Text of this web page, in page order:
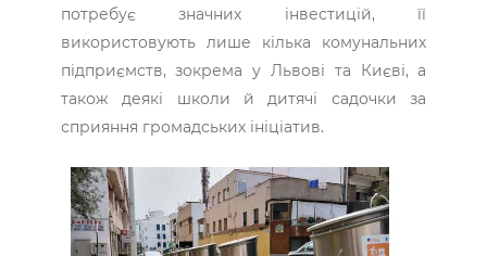
потребує значних інвестицій, її
використовують лише кілька комунальних
підприємств, зокрема у Львові та Києві, а
також деякі школи й дитячі садочки за
сприяння громадських ініціатив.